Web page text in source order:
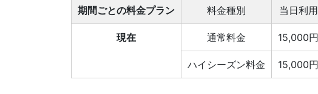
期間ごとの料金プラン 料金種別 当日利用
現在 通常料金 15,000円
ハイシーズン料金 15,000円